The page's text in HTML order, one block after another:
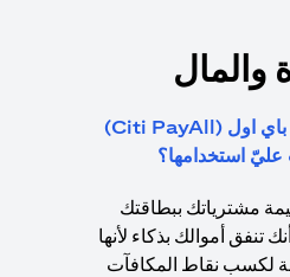
والمال
ما هي ميزة سيتي باي اول (Citi PayAll)
عليّ استخدامها؟
مشترياتك ببطاقتك
تنفق أموالك بذكاء لأنها
لكسب نقاط المكافآت